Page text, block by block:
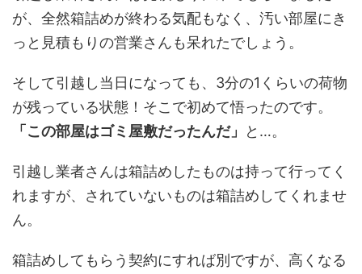
が、全然箱詰めが終わる気配もなく、汚い部屋にき
っと見積もりの営業さんも呆れたでしょう。
そして引越し当日になっても、3分の1くらいの荷物
が残っている状態！そこで初めて悟ったのです。
「この部屋はゴミ屋敷だったんだ」
と…。
引越し業者さんは箱詰めしたものは持って行ってく
れますが、されていないものは箱詰めしてくれませ
ん。
箱詰めしてもらう契約にすれば別ですが、高くなる